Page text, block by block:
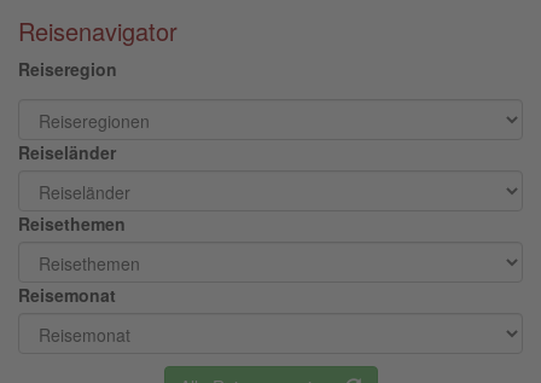
Reisenavigator
Reiseregion
Reiseländer
Reisethemen
Reisemonat